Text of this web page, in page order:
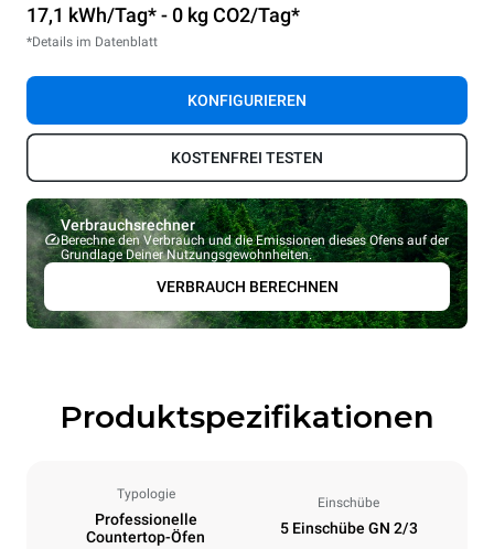
17,1 kWh/Tag* - 0 kg CO2/Tag*
*Details im Datenblatt
KONFIGURIEREN
KOSTENFREI TESTEN
Verbrauchsrechner
Berechne den Verbrauch und die Emissionen dieses Ofens auf der
Grundlage Deiner Nutzungsgewohnheiten.
VERBRAUCH BERECHNEN
Produktspezifikationen
Typologie
Professionelle
Countertop-Öfen
Einschübe
5 Einschübe GN 2/3